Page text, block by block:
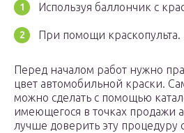
Используя баллончик с
При помощи краскопульта.
Перед началом работ нужно
цвет автомобильной краски.
можно сделать с помощью
имеющегося в точках продажи
лучше доверить эту процедуру